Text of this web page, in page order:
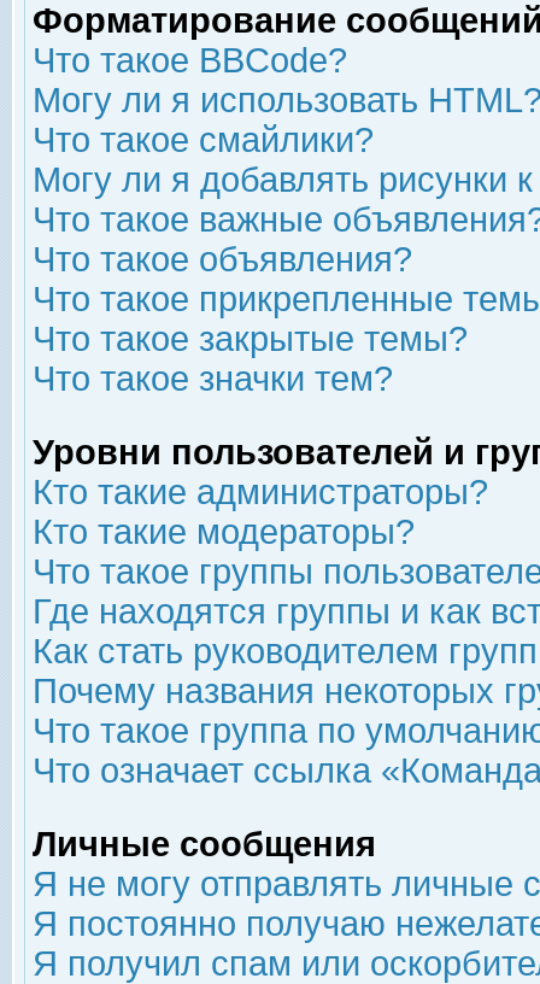
Форматирование
Что такое BBCode?
Могу ли я использовать
Что такое смайлики?
Могу ли я добавлять рисунки
Что такое важные
Что такое объявления?
Что такое прикрепленные
Что такое закрытые темы?
Что такое значки тем?
Уровни пользователей и
Кто такие администраторы?
Кто такие модераторы?
Что такое группы
Где находятся группы и как
Как стать руководителем
Почему названия некоторых
Что такое группа по
Что означает ссылка
Личные сообщения
Я не могу отправлять личные
Я постоянно получаю
Я получил спам или